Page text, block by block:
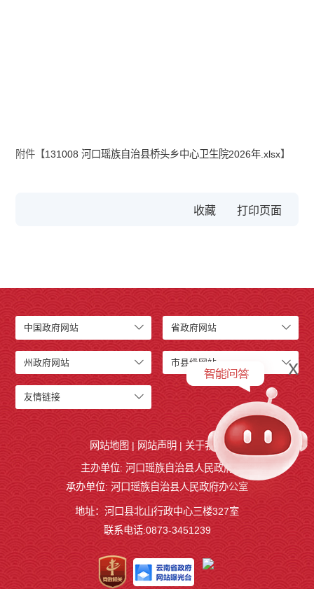
附件【131008 河口瑶族自治县桥头乡中心卫生院2026年.xlsx】
收藏
中国政府网站 省政府网站
州政府网站 市县级网站
友情链接
网站地图 | 网站声明 | 关于我们
主办单位: 河口瑶族自治县人民政府
承办单位: 河口瑶族自治县人民政府办公室
地址：河口县北山行政中心三楼327室
联系电话:0873-3451239
x